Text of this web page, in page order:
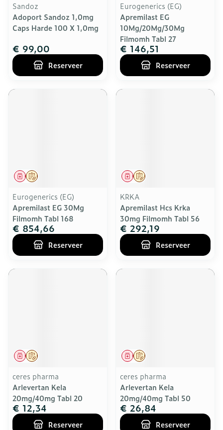
Sandoz
Adoport Sandoz 1,0mg
Caps Harde 100 X 1,0mg
€ 99,00
Reserveer
Eurogenerics (EG)
Apremilast EG
10Mg/20Mg/30Mg
Filmomh Tabl 27
€ 146,51
Reserveer
Op voorschrift
Geneesmiddel
Eurogenerics (EG)
Apremilast EG 30Mg
Filmomh Tabl 168
€ 854,66
Reserveer
Op voorschrift
Geneesmiddel
KRKA
Apremilast Hcs Krka
30mg Filmomh Tabl 56
€ 292,19
Reserveer
Op voorschrift
Geneesmiddel
ceres pharma
Arlevertan Kela
20mg/40mg Tabl 20
€ 12,34
Reserveer
Op voorschrift
Geneesmiddel
ceres pharma
Arlevertan Kela
20mg/40mg Tabl 50
€ 26,84
Reserveer